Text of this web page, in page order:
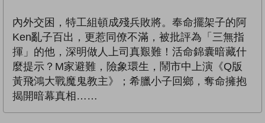
內外交困，特工組頓成殘兵敗將。奉命擺架子的阿
Ken亂子百出，更惹同僚不滿，被批評為「三無指
揮」的他，深明做人上司真艱難！活命錦囊暗藏什
麼提示？M家避難，險象環生，鬧市中上演《Q版
黃飛鴻大戰魔鬼教主》；希臘小子回鄉，奪命擁抱
揭開暗幕真相……